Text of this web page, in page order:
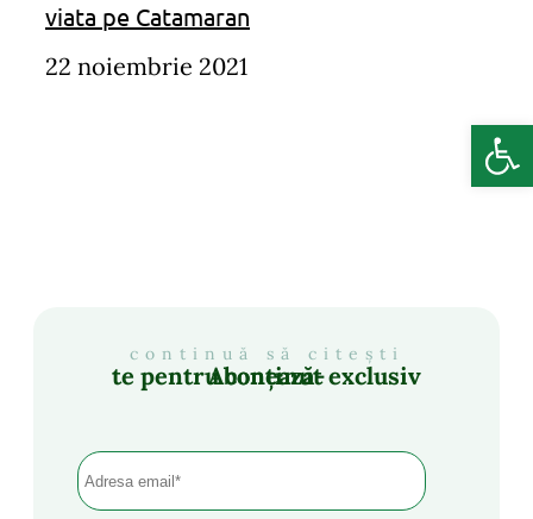
viata pe Catamaran
22 noiembrie 2021
continuă să citești
Abonează-te pentru conținut exclusiv